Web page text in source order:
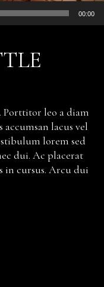
00:00
Porttitor leo a diam
lacus vel
lorem sed
dui. Ac placerat
in cursus. Arcu dui